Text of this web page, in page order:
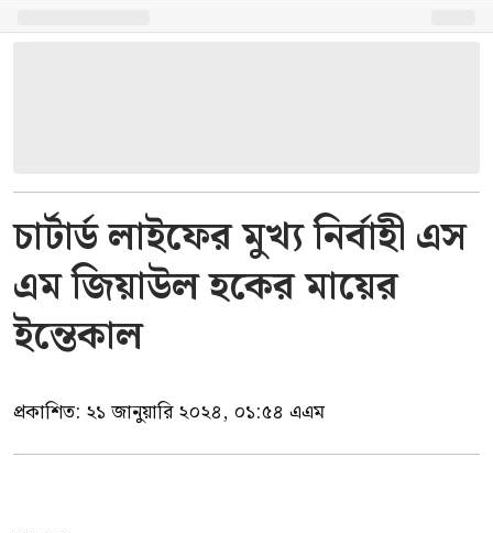
চার্টার্ড লাইফের মুখ্য নির্বাহী এস
এম জিয়াউল হকের মায়ের
ইন্তেকাল
প্রকাশিত: ২১ জানুয়ারি ২০২৪, ০১:৫৪ এএম